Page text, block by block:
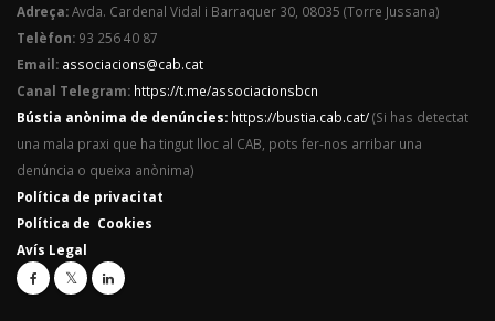
Adreça:Avda. Cardenal Vidal i Barraquer 30, 08035 (Torre Jussana)
Telèfon: 93 256 40 87
Email: associacions@cab.cat
Canal Telegram: https://t.me/associacionsbcn
Bústia anònima de denúncies: https://bustia.cab.cat/(Si has detectat
una mala praxi que ha tingut lloc al CAB, pots fer-nos arribar una
denúncia o queixa anònima)
Política de privacitat
Política de Cookies
Avís Legal